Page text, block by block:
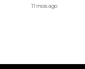
11 mois ago